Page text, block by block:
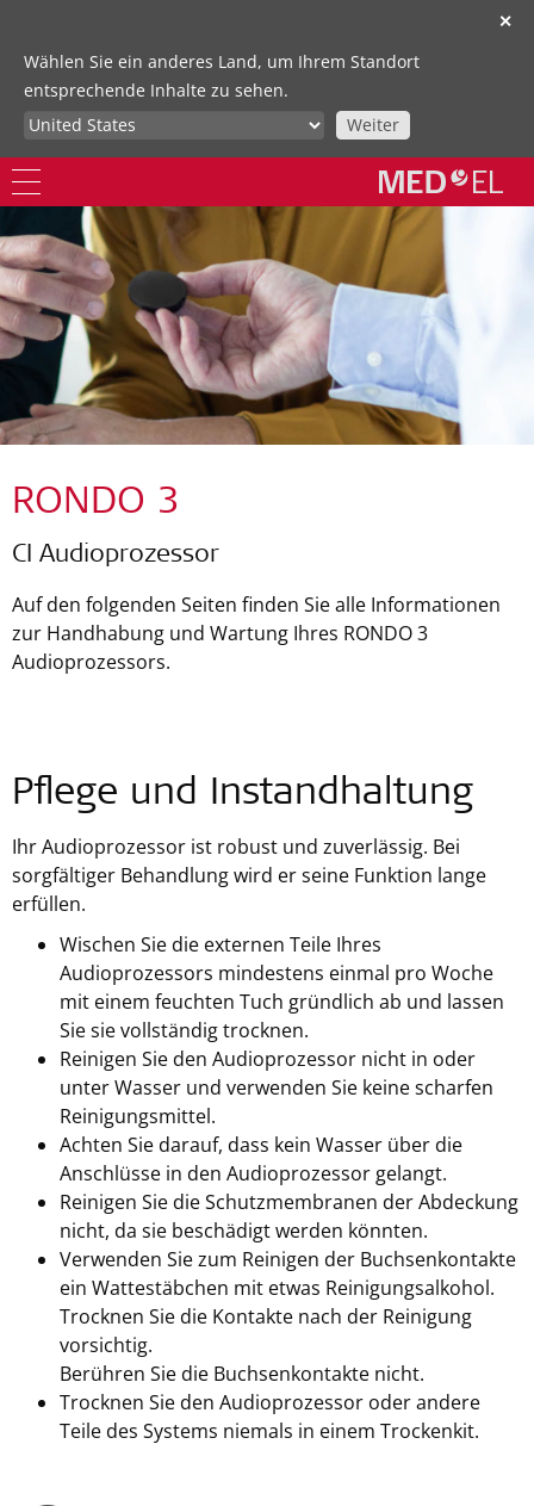
✕
Wählen Sie ein anderes Land, um Ihrem Standort
entsprechende Inhalte zu sehen.
Weiter
RONDO 3
CI Audioprozessor
Auf den folgenden Seiten finden Sie alle Informationen
zur Handhabung und Wartung Ihres RONDO 3
Audioprozessors.
Pflege und Instandhaltung
Ihr Audioprozessor ist robust und zuverlässig. Bei
sorgfältiger Behandlung wird er seine Funktion lange
erfüllen.
Wischen Sie die externen Teile Ihres
Audioprozessors mindestens einmal pro Woche
mit einem feuchten Tuch gründlich ab und lassen
Sie sie vollständig trocknen.
Reinigen Sie den Audioprozessor nicht in oder
unter Wasser und verwenden Sie keine scharfen
Reinigungsmittel.
Achten Sie darauf, dass kein Wasser über die
Anschlüsse in den Audioprozessor gelangt.
Reinigen Sie die Schutzmembranen der Abdeckung
nicht, da sie beschädigt werden könnten.
Verwenden Sie zum Reinigen der Buchsenkontakte
ein Wattestäbchen mit etwas Reinigungsalkohol.
Trocknen Sie die Kontakte nach der Reinigung
vorsichtig.
Berühren Sie die Buchsenkontakte nicht.
Trocknen Sie den Audioprozessor oder andere
Teile des Systems niemals in einem Trockenkit.